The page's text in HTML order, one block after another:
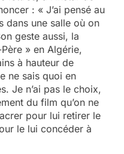
: « J’ai pensé au
dans une salle où on
geste aussi, la
» en Algérie,
à hauteur de
ne sais quoi en
Je n’ai pas le choix,
du film qu’on ne
pour lui retirer le
le lui concéder à